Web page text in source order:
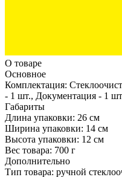
О товаре
Основное
Комплектация:
- 1 шт., Документация - 1
Габариты
Длина упаковки: 26 см
Ширина упаковки: 14 см
Высота упаковки: 12 см
Вес товара: 700 г
Дополнительно
Тип товара: ручной